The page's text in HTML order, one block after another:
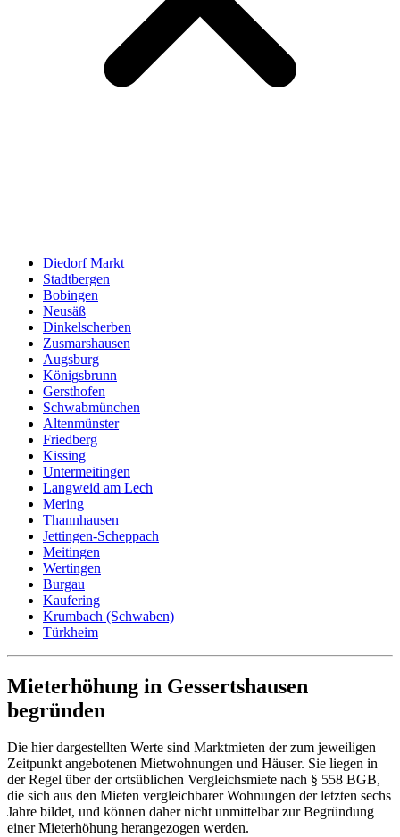
Diedorf Markt
Stadtbergen
Bobingen
Neusäß
Dinkelscherben
Zusmarshausen
Augsburg
Königsbrunn
Gersthofen
Schwabmünchen
Altenmünster
Friedberg
Kissing
Untermeitingen
Langweid am Lech
Mering
Thannhausen
Jettingen-Scheppach
Meitingen
Wertingen
Burgau
Kaufering
Krumbach (Schwaben)
Türkheim
Mieterhöhung in Gessertshausen
begründen
Die hier dargestellten Werte sind Marktmieten der zum jeweiligen
Zeitpunkt angebotenen Mietwohnungen und Häuser. Sie liegen in
der Regel über der ortsüblichen Vergleichsmiete nach § 558 BGB,
die sich aus den Mieten vergleichbarer Wohnungen der letzten sechs
Jahre bildet, und können daher nicht unmittelbar zur Begründung
einer Mieterhöhung herangezogen werden.